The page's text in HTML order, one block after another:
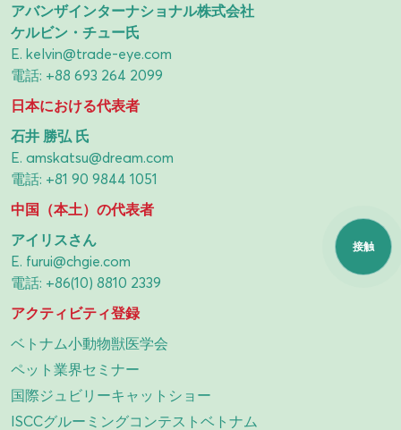
アバンザインターナショナル株式会社
ケルビン・チュー氏
E. kelvin@trade-eye.com
電話: +88 693 264 2099
日本における代表者
石井 勝弘 氏
E. amskatsu@dream.com
電話: +81 90 9844 1051
中国（本土）の代表者
アイリスさん
E. furui@chgie.com
電話: +86(10) 8810 2339
アクティビティ登録
ベトナム小動物獣医学会
ペット業界セミナー
国際ジュビリーキャットショー
ISCCグルーミングコンテストベトナム
接触